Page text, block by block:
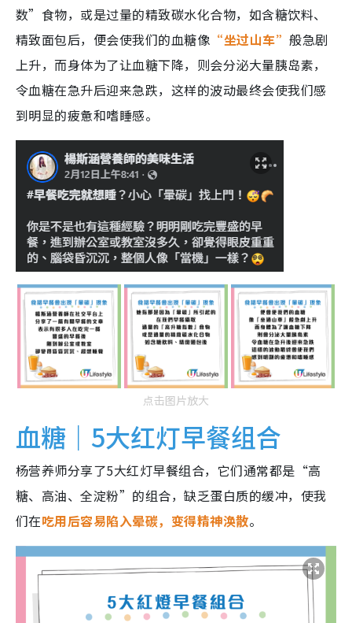
数”食物，或是过量的精致碳水化合物，如含糖饮料、
精致面包后，便会使我们的血糖像 “坐过山车”般急剧
上升，而身体为了让血糖下降，则会分泌大量胰岛素，
令血糖在急升后迎来急跌，这样的波动最终会使我们感
到明显的疲惫和嗜睡感。
点击图片放大
血糖｜5大红灯早餐组合
杨营养师分享了5大红灯早餐组合，它们通常都是“高
糖、高油、全淀粉”的组合，缺乏蛋白质的缓冲，使我
们在吃用后容易陷入晕碳，变得精神涣散。